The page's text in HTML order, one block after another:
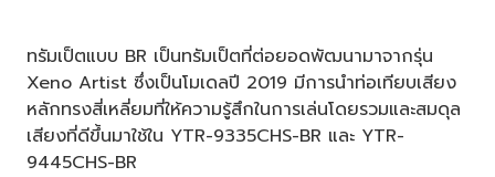
ทรัมเป็ตแบบ BR เป็นทรัมเป็ตที่ต่อยอดพัฒนามาจากรุ่น
Xeno Artist ซึ่งเป็นโมเดลปี 2019 มีการนำท่อเทียบเสียง
หลักทรงสี่เหลี่ยมที่ให้ความรู้สึกในการเล่นโดยรวมและสมดุล
เสียงที่ดีขึ้นมาใช้ใน YTR-9335CHS-BR และ YTR-
9445CHS-BR